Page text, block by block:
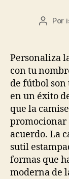
Autor
Por
Personaliza
con tu
de fútbol
en un éxito
que la
promocionar
acuerdo. La
sutil
formas que
moderna de